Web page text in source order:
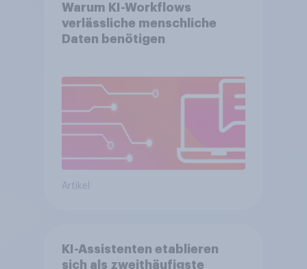
Warum KI-Workflows
verlässliche menschliche
Daten benötigen
Artikel
KI-Assistenten etablieren
sich als zweithäufigste